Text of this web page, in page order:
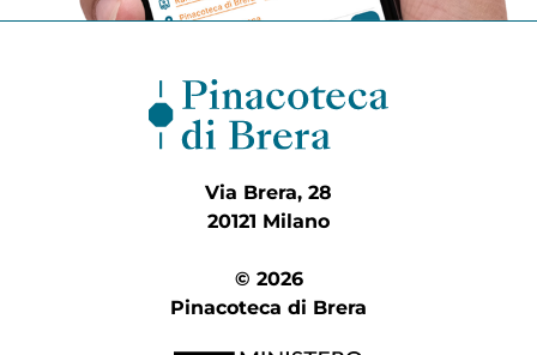
Via Brera, 28
20121 Milano
© 2026
Pinacoteca di Brera